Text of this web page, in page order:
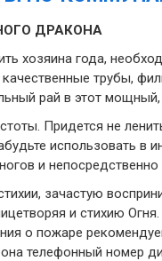
ДРАКОНА
хозяина года,
трубы,
рай в этот мощный,
Придется не
использовать в
и непосредственно
зачастую
и стихию
о пожаре
телефонный номер